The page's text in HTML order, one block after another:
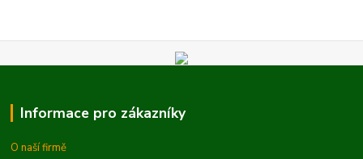
Informace pro zákazníky
O naší firmě